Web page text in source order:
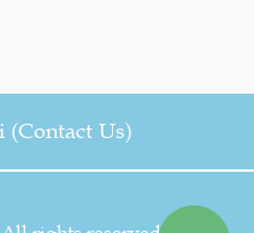
(Contact Us)